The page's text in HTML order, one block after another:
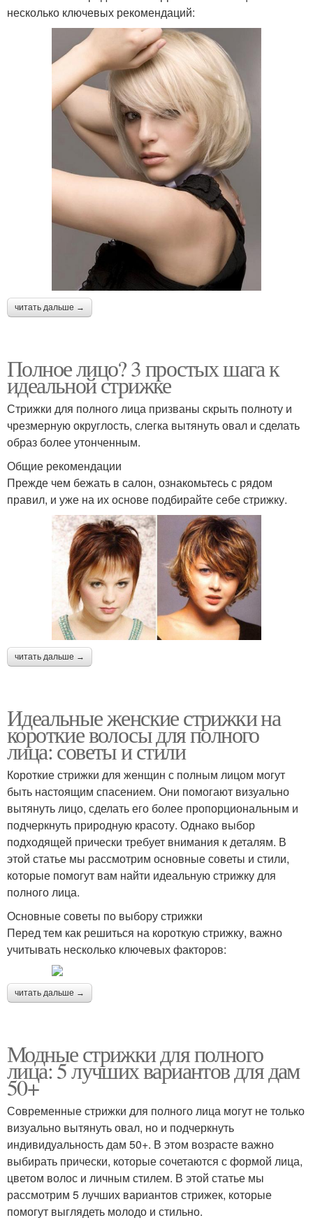
несколько ключевых рекомендаций:
читать дальше →
Полное лицо? 3 простых шага к
идеальной стрижке
Стрижки для полного лица призваны скрыть полноту и
чрезмерную округлость, слегка вытянуть овал и сделать
образ более утонченным.
Общие рекомендации
Прежде чем бежать в салон, ознакомьтесь с рядом
правил, и уже на их основе подбирайте себе стрижку.
читать дальше →
Идеальные женские стрижки на
короткие волосы для полного
лица: советы и стили
Короткие стрижки для женщин с полным лицом могут
быть настоящим спасением. Они помогают визуально
вытянуть лицо, сделать его более пропорциональным и
подчеркнуть природную красоту. Однако выбор
подходящей прически требует внимания к деталям. В
этой статье мы рассмотрим основные советы и стили,
которые помогут вам найти идеальную стрижку для
полного лица.
Основные советы по выбору стрижки
Перед тем как решиться на короткую стрижку, важно
учитывать несколько ключевых факторов:
читать дальше →
Модные стрижки для полного
лица: 5 лучших вариантов для дам
50+
Современные стрижки для полного лица могут не только
визуально вытянуть овал, но и подчеркнуть
индивидуальность дам 50+. В этом возрасте важно
выбирать прически, которые сочетаются с формой лица,
цветом волос и личным стилем. В этой статье мы
рассмотрим 5 лучших вариантов стрижек, которые
помогут выглядеть молодо и стильно.